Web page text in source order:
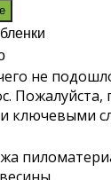
не
Пожалуйста,
ключевыми